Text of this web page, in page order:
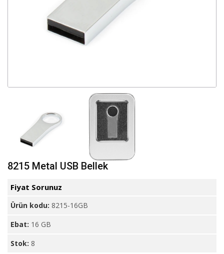
8215 Metal USB Bellek
Fiyat Sorunuz
Ürün kodu: 8215-16GB
Ebat: 16 GB
Stok: 8